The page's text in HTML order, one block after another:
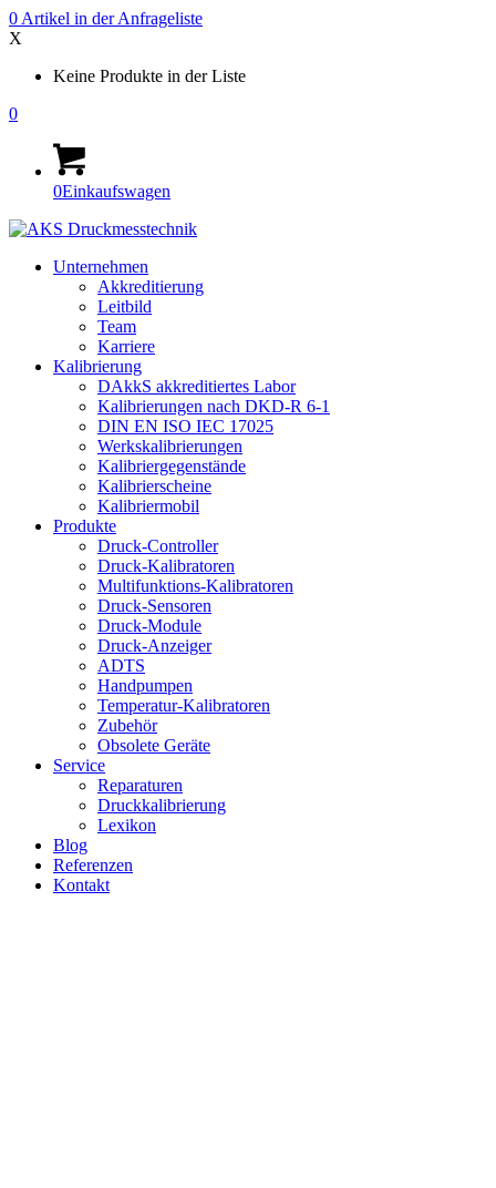
0 Artikel in derAnfrageliste
X
Keine Produkte in der Liste
0
0Einkaufswagen
Unternehmen
Akkreditierung
Leitbild
Team
Karriere
Kalibrierung
DAkkS akkreditiertes Labor
Kalibrierungen nach DKD-R 6-1
DIN EN ISO IEC 17025
Werkskalibrierungen
Kalibriergegenstände
Kalibrierscheine
Kalibriermobil
Produkte
Druck-Controller
Druck-Kalibratoren
Multifunktions-Kalibratoren
Druck-Sensoren
Druck-Module
Druck-Anzeiger
ADTS
Handpumpen
Temperatur-Kalibratoren
Zubehör
Obsolete Geräte
Service
Reparaturen
Druckkalibrierung
Lexikon
Blog
Referenzen
Kontakt